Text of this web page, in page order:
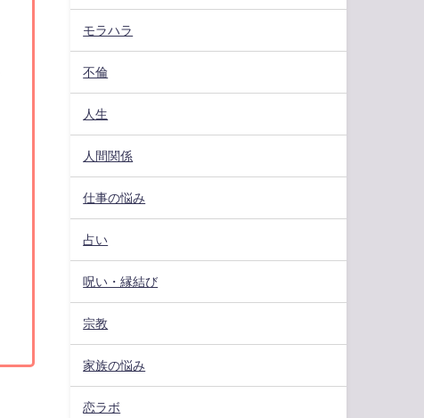
モラハラ
不倫
人生
人間関係
仕事の悩み
占い
呪い・縁結び
宗教
家族の悩み
恋ラボ